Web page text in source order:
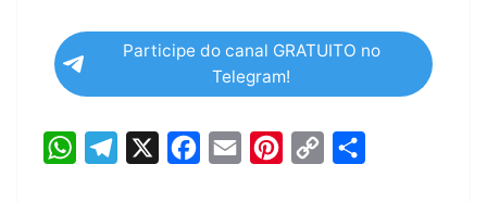
Participe do canal GRATUITO no
Telegram!